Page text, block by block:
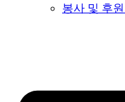
봉사 및 후